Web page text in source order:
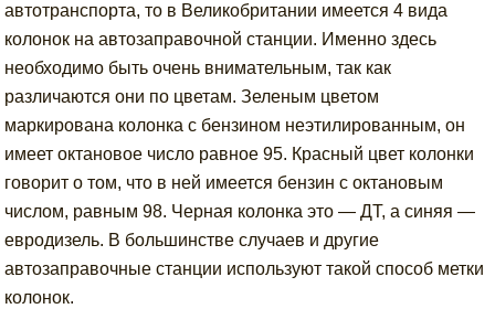
автотранспорта, то в Великобритании имеется 4 вида
колонок на автозаправочной станции. Именно здесь
необходимо быть очень внимательным, так как
различаются они по цветам. Зеленым цветом
маркирована колонка с бензином неэтилированным, он
имеет октановое число равное 95. Красный цвет колонки
говорит о том, что в ней имеется бензин с октановым
числом, равным 98. Черная колонка это — ДТ, а синяя —
евродизель. В большинстве случаев и другие
автозаправочные станции используют такой способ метки
колонок.